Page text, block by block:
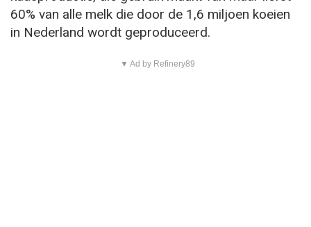
60% van alle melk die door de 1,6 miljoen koeien
in Nederland wordt geproduceerd.
▼ Ad by Refinery89